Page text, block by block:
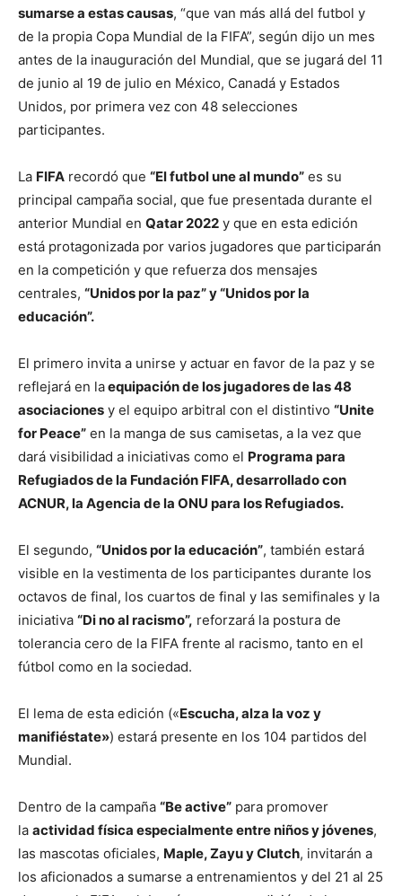
sumarse a estas causas, “que van más allá del futbol y
de la propia Copa Mundial de la FIFA”, según dijo un mes
antes de la inauguración del Mundial, que se jugará del 11
de junio al 19 de julio en México, Canadá y Estados
Unidos, por primera vez con 48 selecciones
participantes.
La FIFA recordó que “El futbol une al mundo” es su
principal campaña social, que fue presentada durante el
anterior Mundial en Qatar 2022 y que en esta edición
está protagonizada por varios jugadores que participarán
en la competición y que refuerza dos mensajes
centrales, “Unidos por la paz” y “Unidos por la
educación”.
El primero invita a unirse y actuar en favor de la paz y se
reflejará en laequipación de los jugadores de las 48
asociaciones y el equipo arbitral con el distintivo “Unite
for Peace” en la manga de sus camisetas, a la vez que
dará visibilidad a iniciativas como el Programa para
Refugiados de la Fundación FIFA, desarrollado con
ACNUR, la Agencia de la ONU para los Refugiados.
El segundo, “Unidos por la educación”, también estará
visible en la vestimenta de los participantes durante los
octavos de final, los cuartos de final y las semifinales y la
iniciativa “Di no al racismo”, reforzará la postura de
tolerancia cero de la FIFA frente al racismo, tanto en el
fútbol como en la sociedad.
El lema de esta edición («Escucha, alza la voz y
manifiéstate») estará presente en los 104 partidos del
Mundial.
Dentro de la campaña “Be active” para promover
la actividad física especialmente entre niños y jóvenes,
las mascotas oficiales, Maple, Zayu y Clutch, invitarán a
los aficionados a sumarse a entrenamientos y del 21 al 25